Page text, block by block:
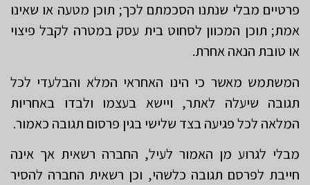
פרטיים מבלי שנתנו הסכמתם לכך; תוכן מטעה או שאינו
אמת; תוכן המכוון לסחוט בית עסק במטרה לקבל פיצוי
או טובת הנאה אחרת.
המשתמש מאשר כי הינו האחראי המלא והבלעדי לכל
תגובה שיעלה לאתר, ויישא בעצמו ולבדו באחריות
המלאה לכל פגיעה בצד שלישי בגין פרסום תגובה כאמור.
מבלי לגרוע מן האמור לעיל, החברה רשאית אך אינה
חייבת לפרסם תגובה כלשהי, וכן רשאית החברה להסיר